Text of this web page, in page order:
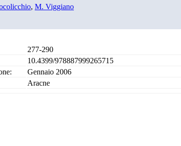
, M. Viggiano
277-290
10.4399/978887999265715
Gennaio 2006
Aracne